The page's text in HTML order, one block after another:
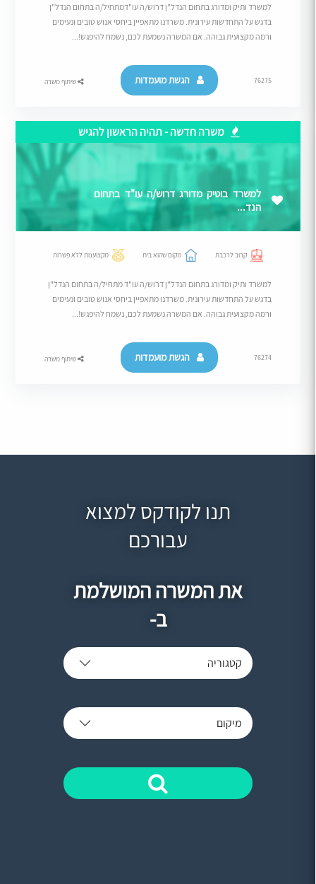
למשרד ותיק ומדורג בתחום הנדל"ן דרוש/ה עו"דמתחיל/ה בתחום הנדל"ן
בדגש על התחדשות עירונית. משרדנו מתאפיין ביחסי אנוש טובים ונעימים
ורמה מקצועית גבוהה. אם המשרה נשמעת לכם, נשמח להיפגש!...
76275 הגשת מועמדות שיתוף משרה
משרה חדשה - תהיה הראשון להגיש
למשרד בוטיק מדורג דרוש/ה עו"ד בתחום
הנד...
קרוב לרכבת מקום שהוא בית מקצוענות ללא פשרות
למשרד ותיק ומדורג בתחום הנדל"ן דרוש/ה עו"ד מתחיל/ה בתחום הנדל"ן
בדגש על התחדשות עירונית. משרדנו מתאפיין ביחסי אנוש טובים ונעימים
ורמה מקצועית גבוהה. אם המשרה נשמעת לכם, נשמח להיפגש!...
76274 הגשת מועמדות שיתוף משרה
תנו לקודקס למצוא
עבורכם
את המשרה המושלמת
ב-
קטגוריה
מיקום